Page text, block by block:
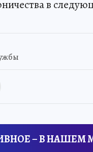
в
– В НАШЕМ